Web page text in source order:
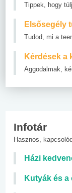
Tippek, hogy
Elsősegély
Tudod, mi a
Kérdések a
Aggodalmak,
Infotár
Hasznos,
Házi
Kutyák és a